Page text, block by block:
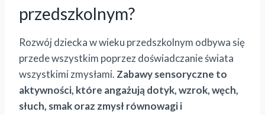
przedszkolnym?
Rozwój dziecka w wieku przedszkolnym odbywa się
przede wszystkim poprzez doświadczanie świata
wszystkimi zmysłami. Zabawy sensoryczne to
aktywności, które angażują dotyk, wzrok, węch,
słuch, smak oraz zmysł równowagi i